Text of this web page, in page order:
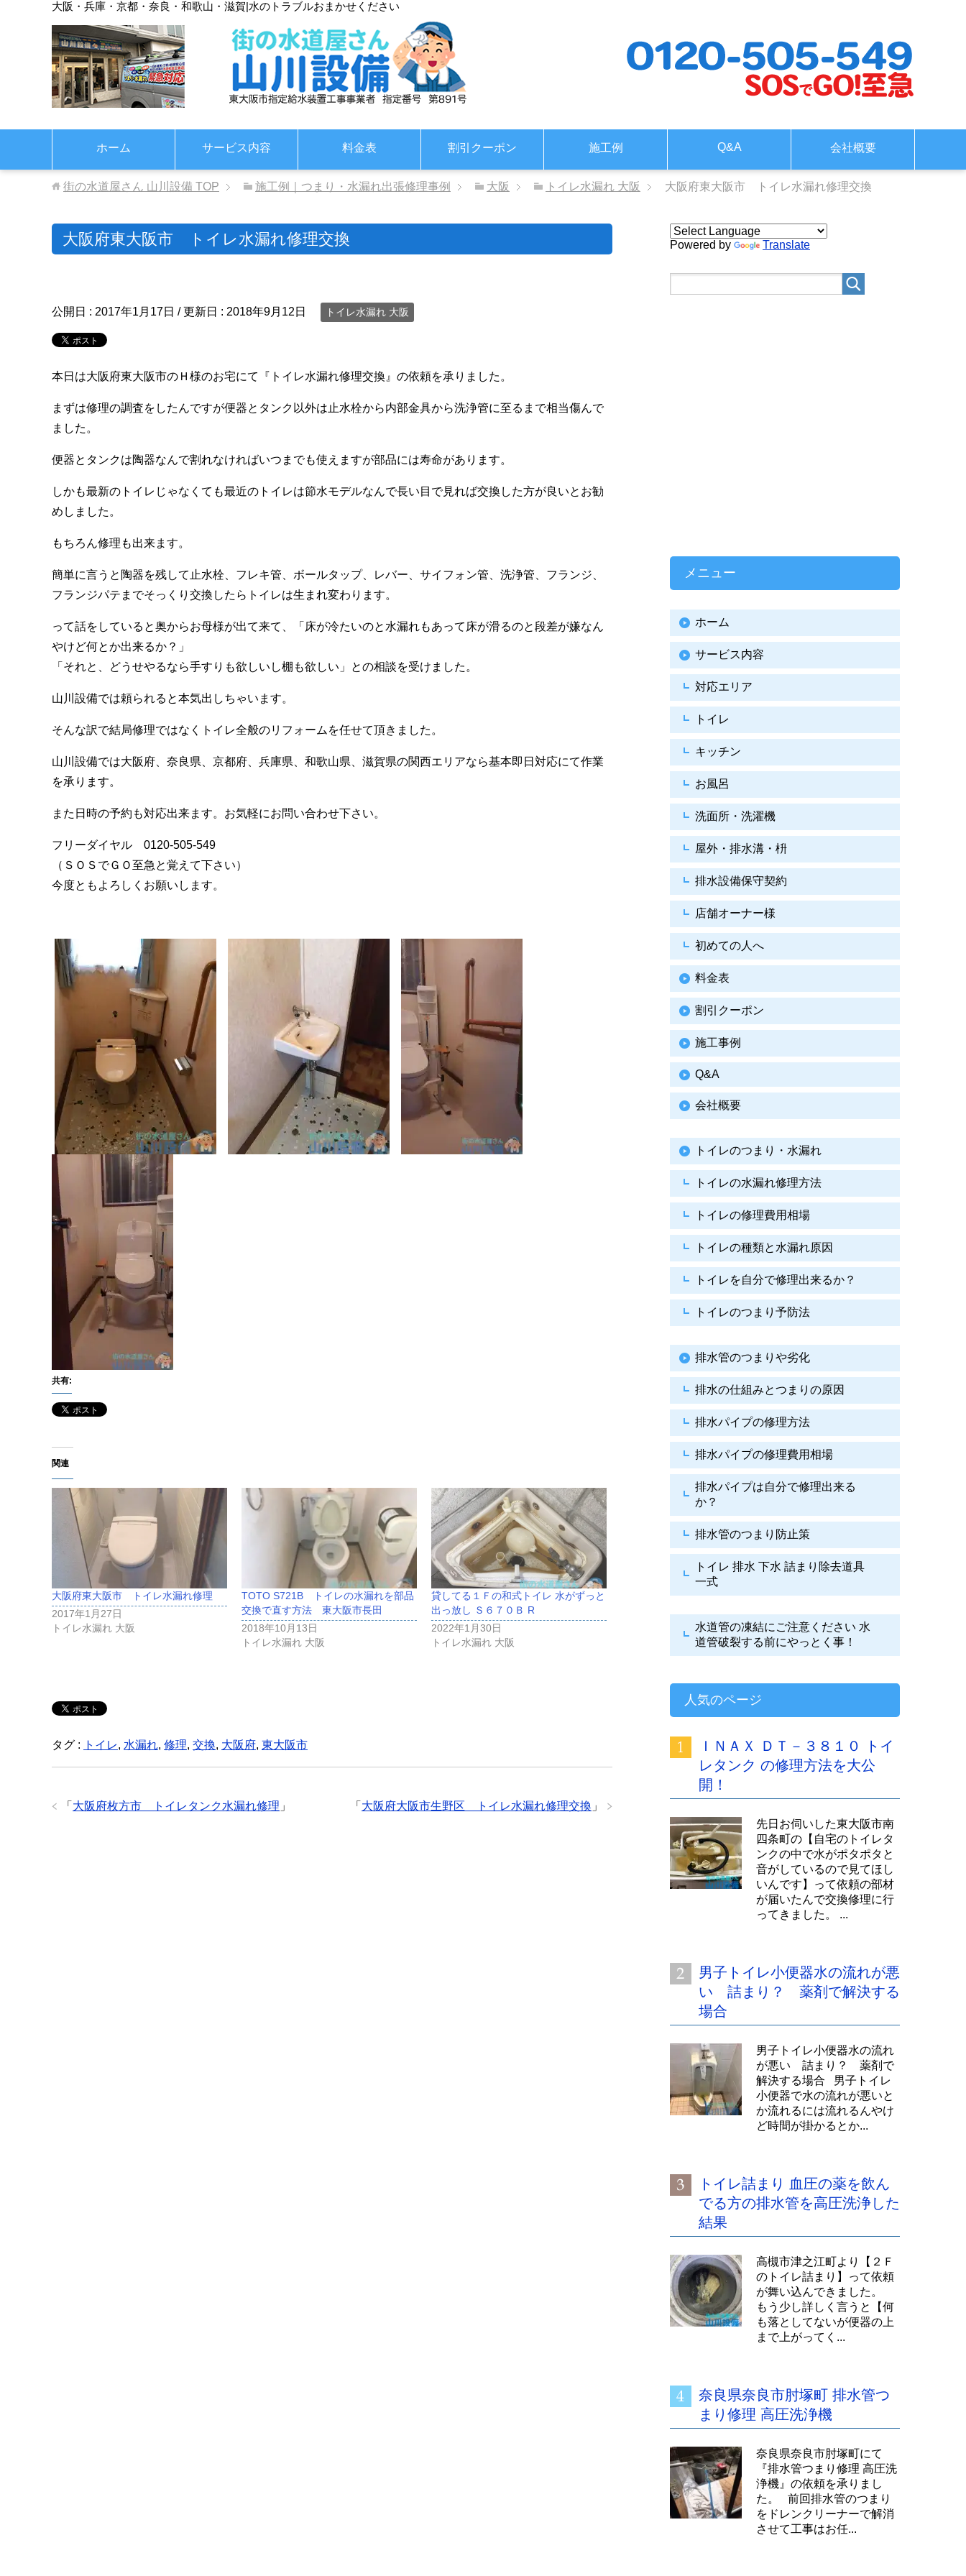
大阪・兵庫・京都・奈良・和歌山・滋賀|水のトラブルおまかせください
ホーム サービス内容 料金表 割引クーポン 施工例 Q&A 会社概要
街の水道屋さん 山川設備 TOP 施工例｜つまり・水漏れ出張修理事例 大阪 トイレ水漏れ 大阪 大阪府東大阪市 トイレ水漏れ修理交換
大阪府東大阪市 トイレ水漏れ修理交換
公開日 : 2017年1月17日 / 更新日 : 2018年9月12日 トイレ水漏れ 大阪
本日は大阪府東大阪市のＨ様のお宅にて『トイレ水漏れ修理交換』の依頼を承りました。
まずは修理の調査をしたんですが便器とタンク以外は止水栓から内部金具から洗浄管に至るまで相当傷んで
ました。
便器とタンクは陶器なんで割れなければいつまでも使えますが部品には寿命があります。
しかも最新のトイレじゃなくても最近のトイレは節水モデルなんで長い目で見れば交換した方が良いとお勧
めしました。
もちろん修理も出来ます。
簡単に言うと陶器を残して止水栓、フレキ管、ボールタップ、レバー、サイフォン管、洗浄管、フランジ、
フランジパテまでそっくり交換したらトイレは生まれ変わります。
って話をしていると奥からお母様が出て来て、「床が冷たいのと水漏れもあって床が滑るのと段差が嫌なん
やけど何とか出来るか？」
「それと、どうせやるなら手すりも欲しいし棚も欲しい」との相談を受けました。
山川設備では頼られると本気出しちゃいます。
そんな訳で結局修理ではなくトイレ全般のリフォームを任せて頂きました。
山川設備では大阪府、奈良県、京都府、兵庫県、和歌山県、滋賀県の関西エリアなら基本即日対応にて作業
を承ります。
また日時の予約も対応出来ます。お気軽にお問い合わせ下さい。
フリーダイヤル 0120-505-549
（ＳＯＳでＧＯ至急と覚えて下さい）
今度ともよろしくお願いします。
共有:
関連
大阪府東大阪市 トイレ水漏れ修理
2017年1月27日
トイレ水漏れ 大阪
TOTO S721B トイレの水漏れを部品
交換で直す方法 東大阪市長田
2018年10月13日
トイレ水漏れ 大阪
貸してる１Ｆの和式トイレ 水がずっと
出っ放し Ｓ６７０Ｂ R
2022年1月30日
トイレ水漏れ 大阪
タグ : トイレ, 水漏れ, 修理, 交換, 大阪府, 東大阪市
「 大阪府大阪市生野区 トイレ水漏れ修理交換 」
「 大阪府枚方市 トイレタンク水漏れ修理 」
Powered by Translate
メニュー
ホーム
サービス内容
対応エリア
トイレ
キッチン
お風呂
洗面所・洗濯機
屋外・排水溝・枡
排水設備保守契約
店舗オーナー様
初めての人へ
料金表
割引クーポン
施工事例
Q&A
会社概要
トイレのつまり・水漏れ
トイレの水漏れ修理方法
トイレの修理費用相場
トイレの種類と水漏れ原因
トイレを自分で修理出来るか？
トイレのつまり予防法
排水管のつまりや劣化
排水の仕組みとつまりの原因
排水パイプの修理方法
排水パイプの修理費用相場
排水パイプは自分で修理出来る
か？
排水管のつまり防止策
トイレ 排水 下水 詰まり除去道具
一式
水道管の凍結にご注意ください 水
道管破裂する前にやっとく事！
人気のページ
ＩＮＡＸ ＤＴ－３８１０ トイ
レタンク の修理方法を大公
開！
先日お伺いした東大阪市南
四条町の【自宅のトイレタ
ンクの中で水がポタポタと
音がしているので見てほし
いんです】って依頼の部材
が届いたんで交換修理に行
ってきました。 ...
男子トイレ小便器水の流れが悪
い 詰まり？ 薬剤で解決する
場合
男子トイレ小便器水の流れ
が悪い 詰まり？ 薬剤で
解決する場合 男子トイレ
小便器で水の流れが悪いと
か流れるには流れるんやけ
ど時間が掛かるとか...
トイレ詰まり 血圧の薬を飲ん
でる方の排水管を高圧洗浄した
結果
高槻市津之江町より【２Ｆ
のトイレ詰まり】って依頼
が舞い込んできました。
もう少し詳しく言うと【何
も落としてないが便器の上
まで上がってく...
奈良県奈良市肘塚町 排水管つ
まり修理 高圧洗浄機
奈良県奈良市肘塚町にて
『排水管つまり修理 高圧洗
浄機』の依頼を承りまし
た。 前回排水管のつまり
をドレンクリーナーで解消
させて工事はお任...